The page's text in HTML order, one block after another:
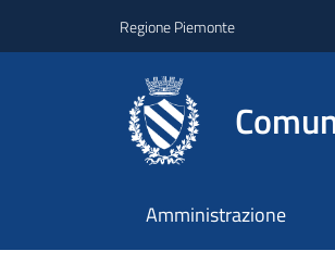
Regione Piemonte
Amministrazione